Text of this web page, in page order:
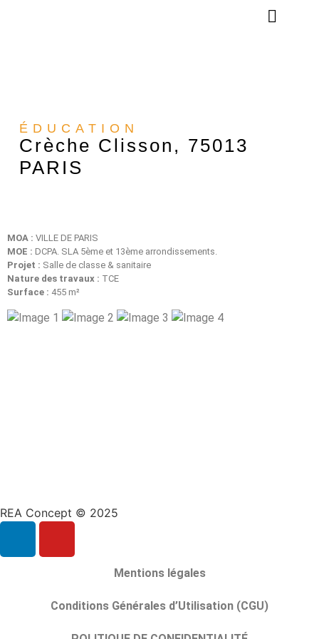
ÉDUCATION
Crèche Clisson, 75013
PARIS
MOA : VILLE DE PARIS
MOE : DCPA. SLA 5ème et 13ème arrondissements.
Projet : Salle de classe & sanitaire
Nature des travaux : TCE
Surface : 455 m²
REA Concept © 2025
Mentions légales
Conditions Générales d’Utilisation (CGU)